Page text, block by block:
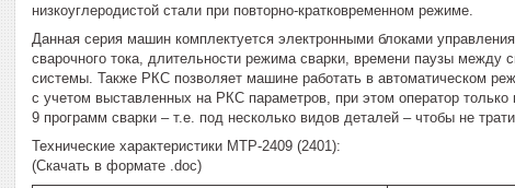
низкоуглеродистой стали при повторно-кратковременном режиме.
Данная серия машин комплектуется электронными блоками
сварочного тока, длительности режима сварки, времени паузы
системы. Также РКС позволяет машине работать в автоматическом
с учетом выставленных на РКС параметров, при этом оператор
9 программ сварки – т.е. под несколько видов деталей – чтобы не
Технические характеристики МТР-2409 (2401):
(Скачать в формате .doc)